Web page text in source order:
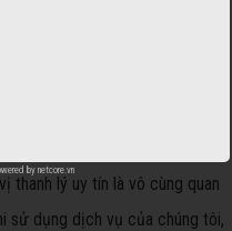
móc, dụng cụ chuyên dụng
lý uy tín là vô cùng quan
sử dụng dịch vụ của chúng tôi,
bynetcore.vn